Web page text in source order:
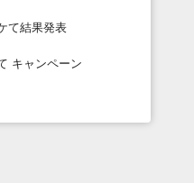
て結果発表
キャンペーン